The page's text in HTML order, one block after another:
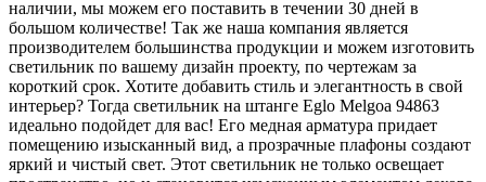
наличии, мы можем его поставить в течении 30 дней в
большом количестве! Так же наша компания является
производителем большинства продукции и можем изготовить
светильник по вашему дизайн проекту, по чертежам за
короткий срок. Хотите добавить стиль и элегантность в свой
интерьер? Тогда светильник на штанге Eglo Melgoa 94863
идеально подойдет для вас! Его медная арматура придает
помещению изысканный вид, а прозрачные плафоны создают
яркий и чистый свет. Этот светильник не только освещает